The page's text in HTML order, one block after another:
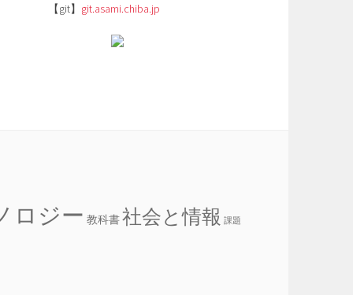
【git】 git.asami.chiba.jp
ロジー 教科書社会と情報 課題